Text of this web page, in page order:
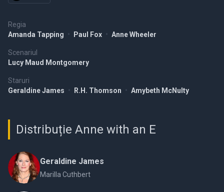
Regia
Amanda Tapping • Paul Fox • Anne Wheeler
Scenariul
Lucy Maud Montgomery
Staruri
Geraldine James • R.H. Thomson • Amybeth McNulty
Distribuție Anne with an E
Geraldine James
Marilla Cuthbert